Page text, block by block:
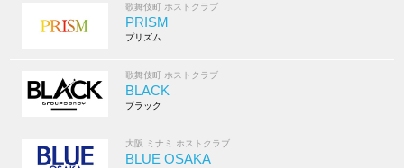
歌舞伎町 ホストクラブ
PRISM
プリズム
歌舞伎町 ホストクラブ
BLACK
ブラック
大阪 ミナミ ホストクラブ
BLUE OSAKA